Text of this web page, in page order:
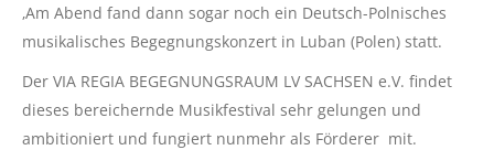
‚Am Abend fand dann sogar noch ein Deutsch-Polnisches
musikalisches Begegnungskonzert in Luban (Polen) statt.
Der VIA REGIA BEGEGNUNGSRAUM LV SACHSEN e.V. findet
dieses bereichernde Musikfestival sehr gelungen und
ambitioniert und fungiert nunmehr als Förderer mit.